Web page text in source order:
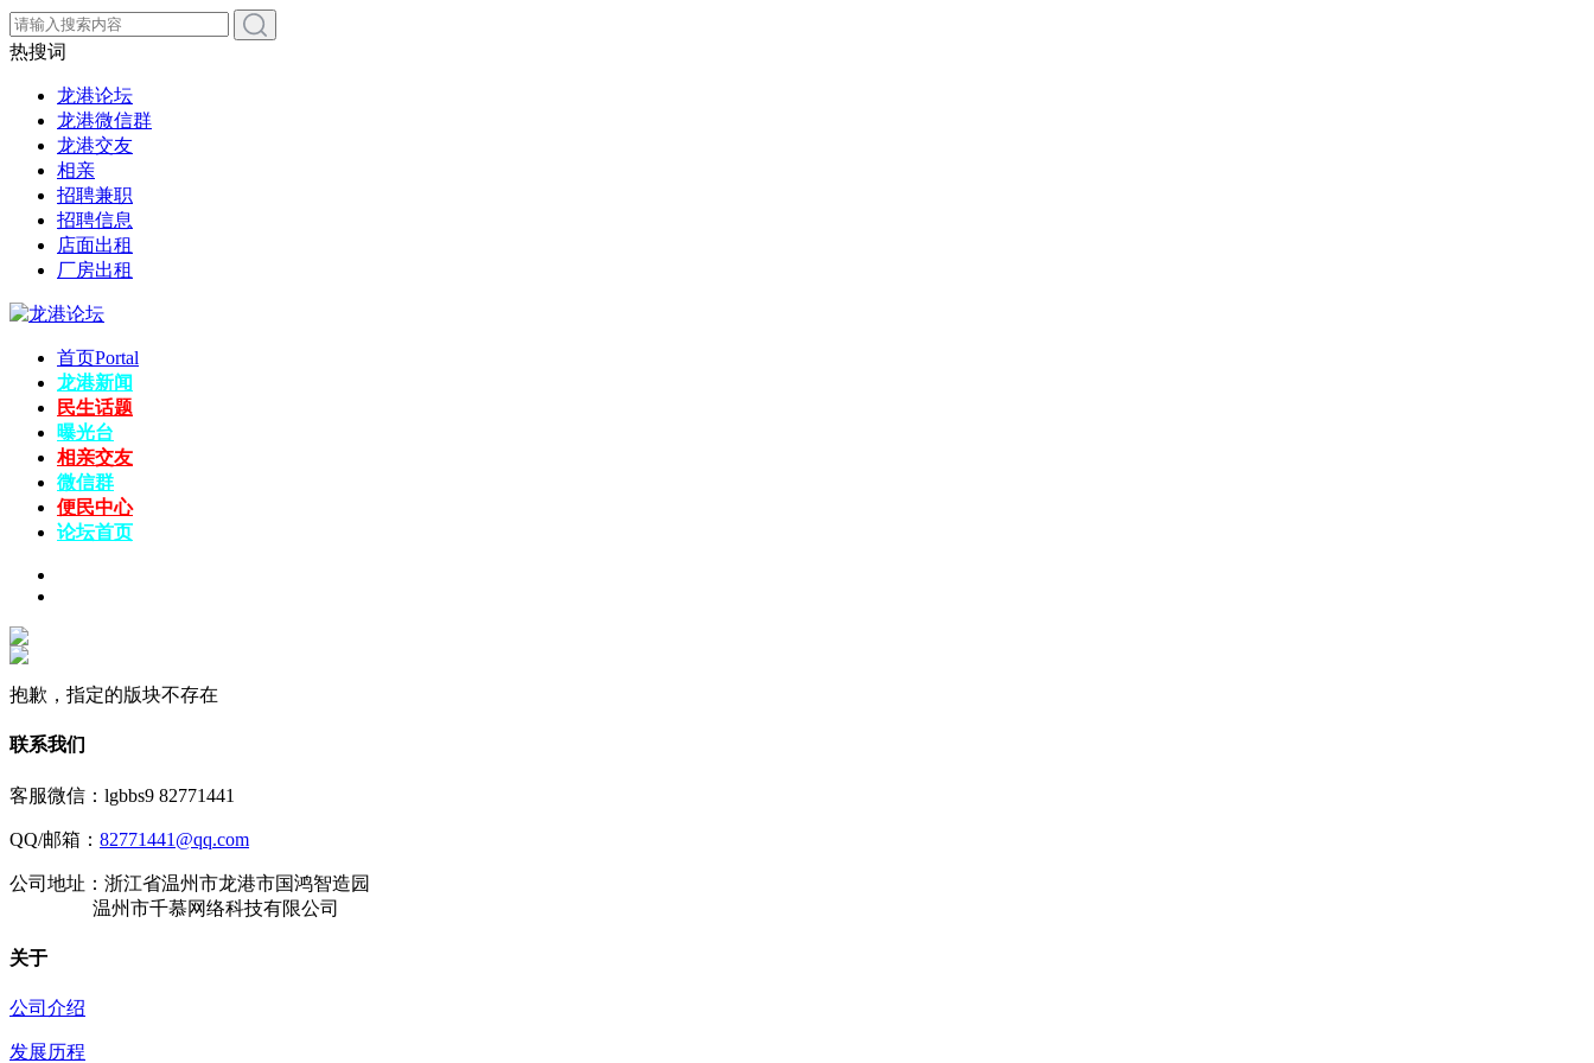
热搜词
龙港论坛
龙港微信群
龙港交友
相亲
招聘兼职
招聘信息
店面出租
厂房出租
首页Portal
龙港新闻
民生话题
曝光台
相亲交友
微信群
便民中心
论坛首页
抱歉，指定的版块不存在
联系我们
客服微信：lgbbs9 82771441
QQ/邮箱： 82771441@qq.com
公司地址：浙江省温州市龙港市国鸿智造园
温州市千慕网络科技有限公司
关于
公司介绍
发展历程